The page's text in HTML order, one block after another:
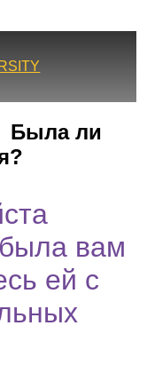
Была ли
вам
ей с